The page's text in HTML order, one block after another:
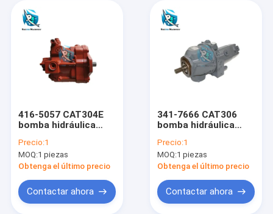
416-5057 CAT304E
bomba hidráulica
Precio:1
MOQ:1 piezas
Obtenga el último precio
Contactar ahora
341-7666 CAT306
bomba hidráulica
Precio:1
MOQ:1 piezas
Obtenga el último precio
Contactar ahora